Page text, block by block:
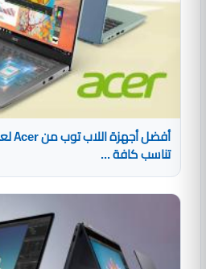
تناسب كافة ...